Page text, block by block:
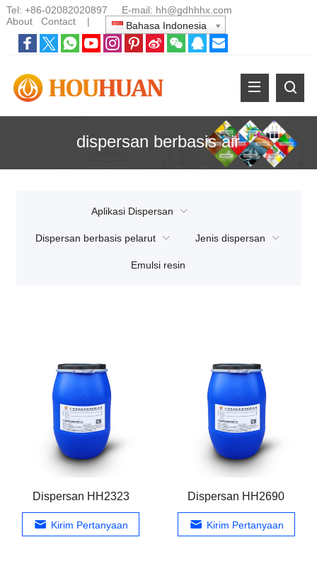
Tel: +86-02082020897 E-mail: hh@gdhhhx.com
About
Contact| Bahasa Indonesia
dispersan berbasis air
Aplikasi Dispersan
Dispersan berbasis pelarut Jenis dispersan
Emulsi resin
Dispersan HH2323
Kirim Pertanyaan
Dispersan HH2690
Kirim Pertanyaan